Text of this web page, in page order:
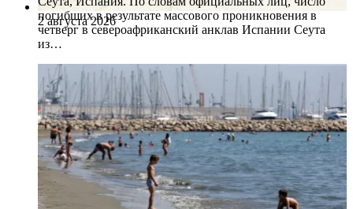
2 августа 2026
погибших в результате массового проникновения в
четверг в североафриканский анклав Испании Сеута
из…